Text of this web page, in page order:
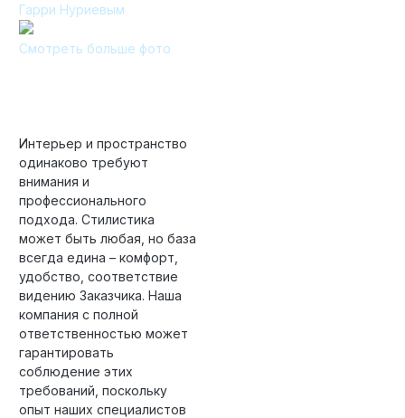
Гарри Нуриевым
Смотреть больше фото
Интерьер и пространство
одинаково требуют
внимания и
профессионального
подхода. Стилистика
может быть любая, но база
всегда едина – комфорт,
удобство, соответствие
видению Заказчика. Наша
компания с полной
ответственностью может
гарантировать
соблюдение этих
требований, поскольку
опыт наших специалистов